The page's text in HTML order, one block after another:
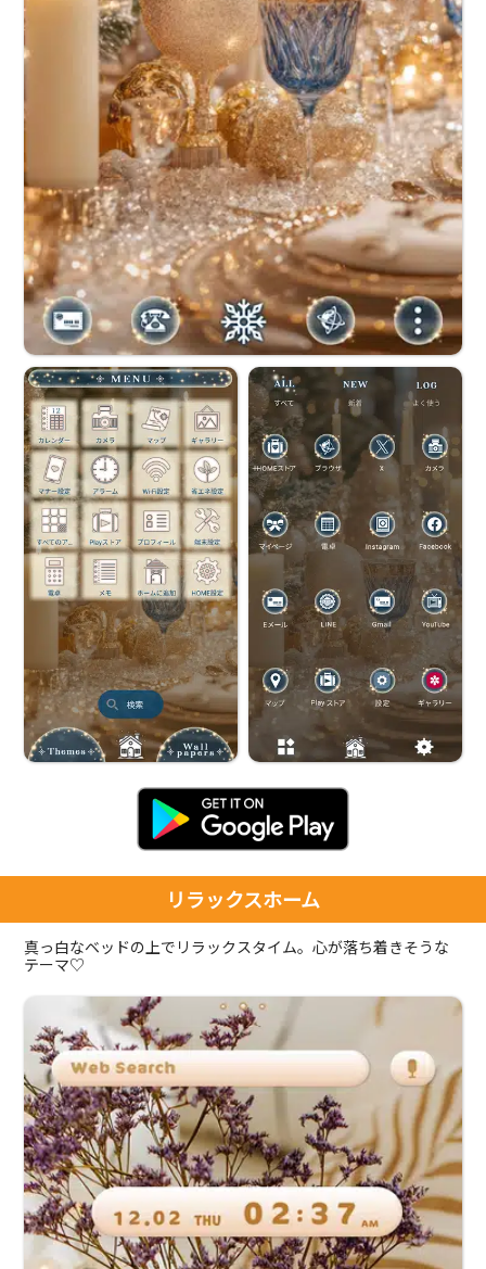
リラックスホーム
真っ白なベッドの上でリラックスタイム。心が落ち着きそうな
テーマ♡